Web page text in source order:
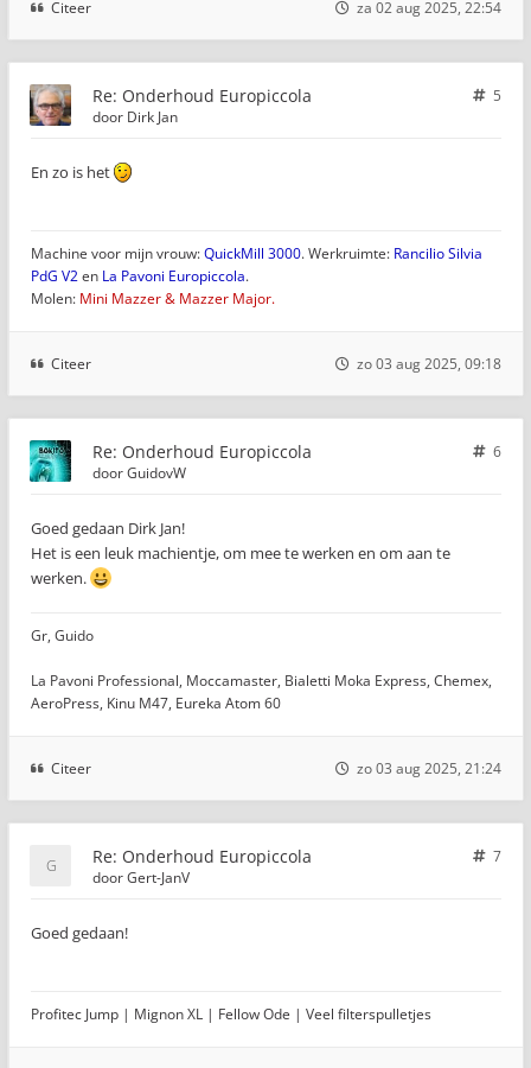
Citeer za 02 aug 2025, 22:54
Re: Onderhoud Europiccola
5
door Dirk Jan
En zo is het
Machine voor mijn vrouw:QuickMill 3000. Werkruimte: Rancilio Silvia
PdG V2en La Pavoni Europiccola.
Molen: Mini Mazzer & Mazzer Major.
Citeer zo 03 aug 2025, 09:18
Re: Onderhoud Europiccola
6
doorGuidovW
Goed gedaan Dirk Jan!
Het is een leuk machientje, om mee te werken en om aan te
werken.
Gr, Guido
La Pavoni Professional, Moccamaster, Bialetti Moka Express, Chemex,
AeroPress, Kinu M47, Eureka Atom 60
Citeer zo 03 aug 2025, 21:24
Re: Onderhoud Europiccola
7
doorGert-JanV
Goed gedaan!
Profitec Jump | Mignon XL | Fellow Ode | Veel filterspulletjes